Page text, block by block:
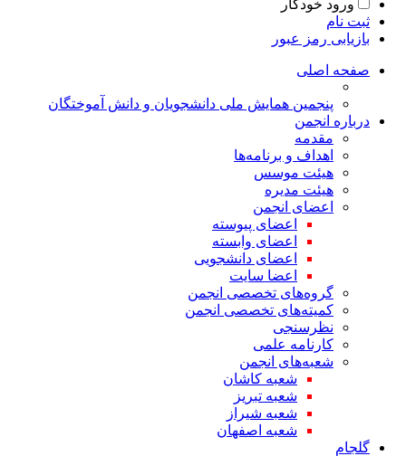
ورود خودکار
ثبت نام
بازیابی رمز عبور
صفحه اصلی
پنجمین همایش ملی دانشجویان و دانش آموختگان
درباره انجمن
مقدمه
اهداف و برنامه‌ها
هیئت موسس
هیئت مدیره
اعضای انجمن
اعضای پیوسته
اعضای وابسته
اعضای دانشجویی
اعضا سایت
گروه‌های تخصصی انجمن
کمیته‌های تخصصی انجمن
نظرسنجی
کارنامه علمی
شعبه‌های انجمن
شعبه کاشان
شعبه تبریز
شعبه شیراز
شعبه اصفهان
گلجام